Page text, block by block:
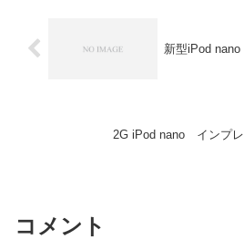
新型iPod nano
2G iPod nano インプレ
コメント